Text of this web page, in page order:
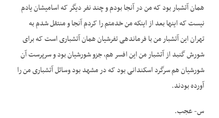
همان آتشبار بود که من در آنجا بودم و چند نفر دیگر که اسامیشان یادم
نیست که این‏ها بعد از اینکه من خدمتم را کردم آنجا و منتقل شدم به
تهران این آتشبار من با فرماندهی تفرشیان همان آتشباری است که برای
شورش گنبد از آتشبار من این افسر هم، جزو شورشیان بود و سرپرست آن
شورشیان هم سرگرد اسکندانی بود که در مشهد بود وسائل آتشباری من را
آورده بودند.
س- عجب.